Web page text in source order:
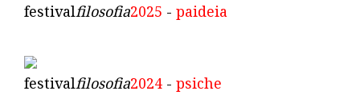
festivalfilosofia2025 - paideia
festivalfilosofia2024 - psiche